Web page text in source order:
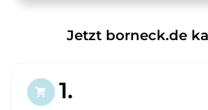
Jetzt borneck.de
shopping_cart 1.